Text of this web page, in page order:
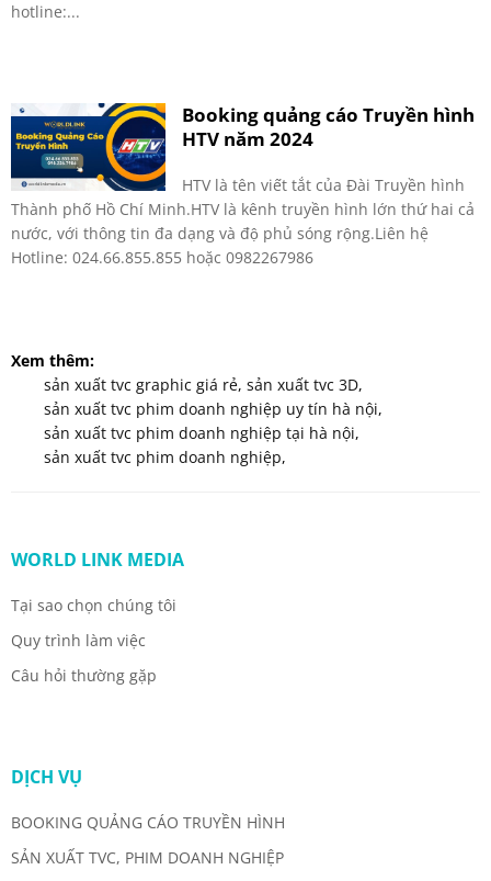
hotline:...
Booking quảng cáo Truyền hình
HTV năm 2024
HTV là tên viết tắt của Đài Truyền hình
Thành phố Hồ Chí Minh.HTV là kênh truyền hình lớn thứ hai cả
nước, với thông tin đa dạng và độ phủ sóng rộng.Liên hệ
Hotline: 024.66.855.855 hoặc 0982267986
Xem thêm:
sản xuất tvc graphic giá rẻ, sản xuất tvc 3D,
sản xuất tvc phim doanh nghiệp uy tín hà nội,
sản xuất tvc phim doanh nghiệp tại hà nội,
sản xuất tvc phim doanh nghiệp,
WORLD LINK MEDIA
Tại sao chọn chúng tôi
Quy trình làm việc
Câu hỏi thường gặp
DỊCH VỤ
BOOKING QUẢNG CÁO TRUYỀN HÌNH
SẢN XUẤT TVC, PHIM DOANH NGHIỆP